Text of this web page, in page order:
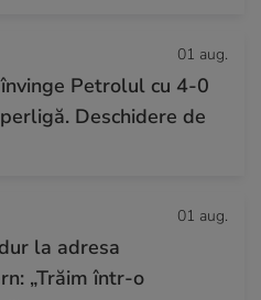
01 aug.
Petrolul cu 4-0
Deschidere de
01 aug.
la adresa
„Trăim într-o